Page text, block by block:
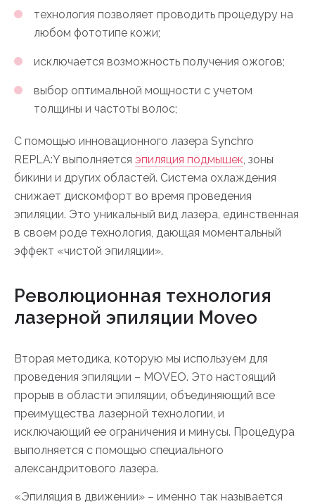
технология позволяет проводить процедуру на
любом фототипе кожи;
исключается возможность получения ожогов;
выбор оптимальной мощности с учетом
толщины и частоты волос;
С помощью инновационного лазера Synchro
REPLA:Y выполняется эпиляция подмышек, зоны
бикини и других областей. Система охлаждения
снижает дискомфорт во время проведения
эпиляции. Это уникальный вид лазера, единственная
в своем роде технология, дающая моментальный
эффект «чистой эпиляции».
Революционная технология
лазерной эпиляции Moveo
Вторая методика, которую мы используем для
проведения эпиляции – MOVEO. Это настоящий
прорыв в области эпиляции, объединяющий все
преимущества лазерной технологии, и
исключающий ее ограничения и минусы. Процедура
выполняется с помощью специального
александритового лазера.
«Эпиляция в движении» – именно так называется